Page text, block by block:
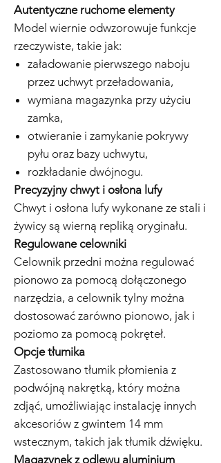
Autentyczne ruchome elementy
Model wiernie odwzorowuje funkcje
rzeczywiste, takie jak:
załadowanie pierwszego naboju
przez uchwyt przeładowania,
wymiana magazynka przy użyciu
zamka,
otwieranie i zamykanie pokrywy
pyłu oraz bazy uchwytu,
rozkładanie dwójnogu.
Precyzyjny chwyt i osłona lufy
Chwyt i osłona lufy wykonane ze stali i
żywicy są wierną repliką oryginału.
Regulowane celowniki
Celownik przedni można regulować
pionowo za pomocą dołączonego
narzędzia, a celownik tylny można
dostosować zarówno pionowo, jak i
poziomo za pomocą pokręteł.
Opcje tłumika
Zastosowano tłumik płomienia z
podwójną nakrętką, który można
zdjąć, umożliwiając instalację innych
akcesoriów z gwintem 14 mm
wstecznym, takich jak tłumik dźwięku.
Magazynek z odlewu aluminium